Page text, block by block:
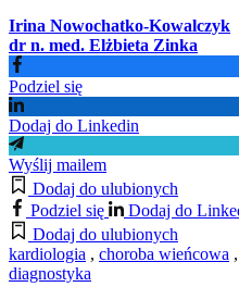
Irina Nowochatko-Kowalczyk
dr n. med. Elżbieta Zinka
Podziel się
Dodaj do Linkedin
Wyślij mailem
Dodaj do ulubionych
Podziel się
Dodaj do
Dodaj do ulubionych
kardiologia , choroba wieńcowa ,
diagnostyka